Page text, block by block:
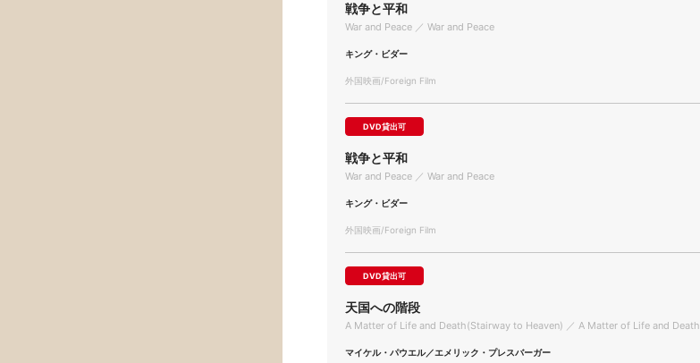
戦争と平和
War and Peace ／ War and Peace
キング・ビダー
外国映画/Foreign Film
DVD貸出可
戦争と平和
War and Peace ／ War and Peace
キング・ビダー
外国映画/Foreign Film
DVD貸出可
天国への階段
A Matter of Life and Death(Stairway to Heaven) ／ A Matter of Life and Death
マイケル・パウエル／エメリック・プレスバーガー